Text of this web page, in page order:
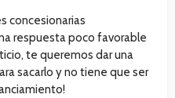
concesionarias
respuesta poco favorable
te queremos dar una
sacarlo y no tiene que ser